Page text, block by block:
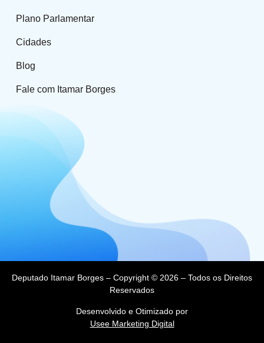
Plano Parlamentar
Cidades
Blog
Fale com Itamar Borges
Deputado Itamar Borges – Copyright © 2026 – Todos os Direitos
Reservados
Desenvolvido e Otimizado por
Usee Marketing Digital